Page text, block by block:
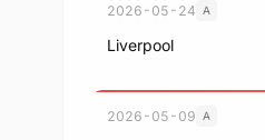
2026-05-24 A
Liverpool
2026-05-09 A